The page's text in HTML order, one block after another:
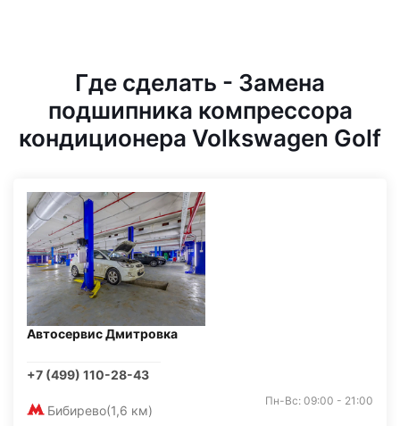
Где сделать - Замена
подшипника компрессора
кондиционера Volkswagen Golf
Автосервис Дмитровка
+7 (499) 110-28-43
Бибирево(1,6 км)
Пн-Вс: 09:00 - 21:00